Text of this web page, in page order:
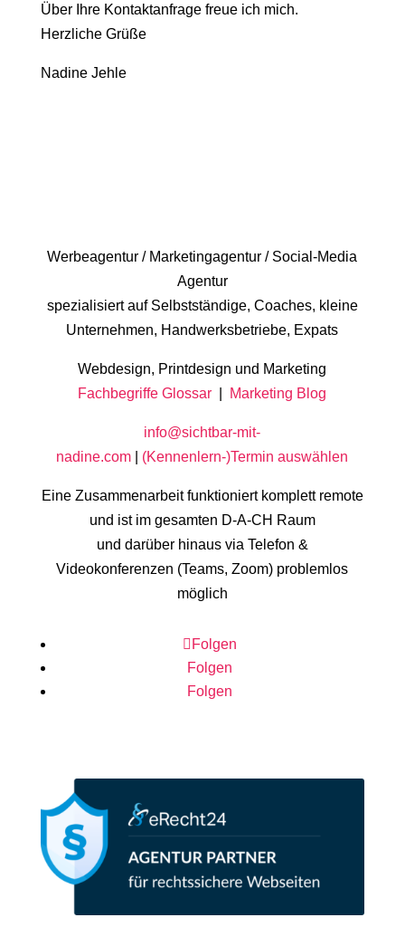
Über Ihre Kontaktanfrage freue ich mich.
Herzliche Grüße
Nadine Jehle
Werbeagentur / Marketingagentur / Social-Media
Agentur
spezialisiert auf Selbstständige, Coaches, kleine
Unternehmen, Handwerksbetriebe, Expats
Webdesign, Printdesign und Marketing
Fachbegriffe Glossar
Marketing Blog
info@sichtbar-mit-
nadine.com
(Kennenlern-)Termin auswählen
Eine Zusammenarbeit funktioniert komplett remote
und ist im gesamten D-A-CH Raum
und darüber hinaus via Telefon &
Videokonferenzen (Teams, Zoom) problemlos
möglich
Folgen
Folgen
Folgen